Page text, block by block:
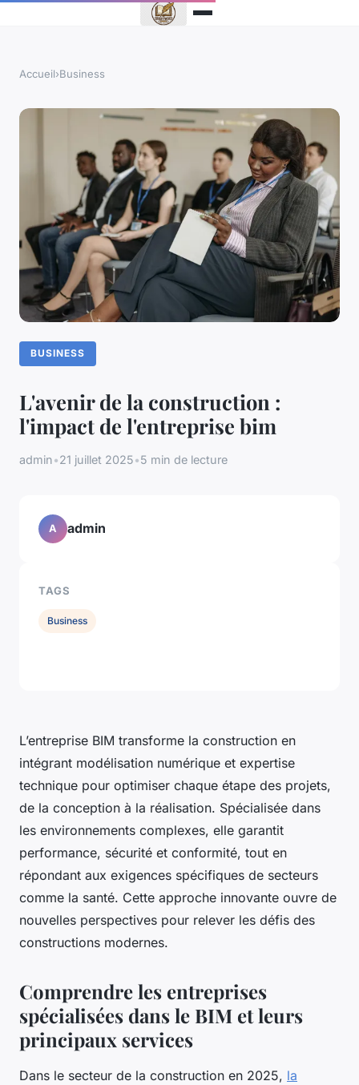
Accueil›Business
BUSINESS
L'avenir de la construction :
l'impact de l'entreprise bim
admin•21 juillet 2025•5 min de lecture
L’entreprise BIM transforme la construction en
intégrant modélisation numérique et expertise
technique pour optimiser chaque étape des projets,
de la conception à la réalisation. Spécialisée dans
les environnements complexes, elle garantit
performance, sécurité et conformité, tout en
répondant aux exigences spécifiques de secteurs
comme la santé. Cette approche innovante ouvre de
nouvelles perspectives pour relever les défis des
constructions modernes.
Comprendre les entreprises
spécialisées dans le BIM et leurs
principaux services
Dans le secteur de la construction en 2025, la
A admin
TAGS
Business